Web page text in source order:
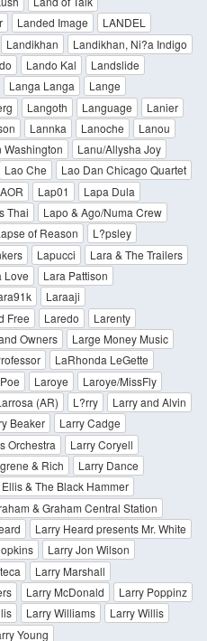
Landed Image
LANDEL
Landikhan
Landikhan, Ni?a Indigo
Lando Kal
Landslide
Langa Langa
Lange
Langoth Language
Lanier
Lannka Lanoche
Lanou
Washington
Lanu/Allysha Joy
Lao Che
Lao Dan Chicago Quartet
Lap01
Lapa Dula
Thai
Lapo & Ago/Numa Crew
of Reason
L?psley
Lapucci
Lara & The Trailers
Love
Lara Pattison
Laraaji
Free Laredo
Larenty
Owners
Large Money Music
LaRhonda LeGette
Laroye
Laroye/MissFly
(AR) L?rry
Larry and Alvin
Beaker
Larry Cadge
Orchestra
Larry Coryell
& Rich
Larry Dance
& The Black Hammer
& Graham Central Station
Larry Heard presents Mr. White
Larry Jon Wilson
Larry Marshall
Larry McDonald
Larry Poppinz
Larry Williams
Larry Willis
Young